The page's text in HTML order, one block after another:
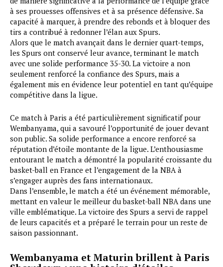
à ses prouesses offensives et à sa présence défensive. Sa
capacité à marquer, à prendre des rebonds et à bloquer des
tirs a contribué à redonner l’élan aux Spurs.
Alors que le match avançait dans le dernier quart-temps,
les Spurs ont conservé leur avance, terminant le match
avec une solide performance 35-30. La victoire a non
seulement renforcé la confiance des Spurs, mais a
également mis en évidence leur potentiel en tant qu’équipe
compétitive dans la ligue.
Ce match à Paris a été particulièrement significatif pour
Wembanyama, qui a savouré l’opportunité de jouer devant
son public. Sa solide performance a encore renforcé sa
réputation d’étoile montante de la ligue. L’enthousiasme
entourant le match a démontré la popularité croissante du
basket-ball en France et l’engagement de la NBA à
s’engager auprès des fans internationaux.
Dans l’ensemble, le match a été un événement mémorable,
mettant en valeur le meilleur du basket-ball NBA dans une
ville emblématique. La victoire des Spurs a servi de rappel
de leurs capacités et a préparé le terrain pour un reste de
saison passionnant.
Wembanyama et Maturin brillent à Paris